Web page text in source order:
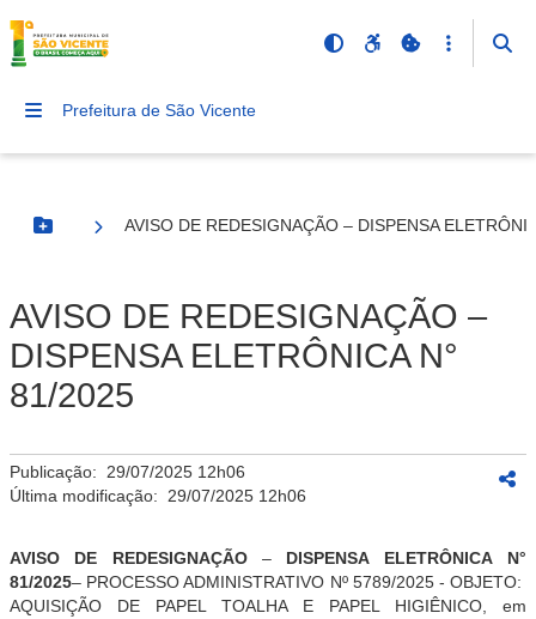
Prefeitura de São Vicente
Botão Menu
AVISO DE REDESIGNAÇÃO – DISPENSA
AVISO DE REDESIGNAÇÃO –
DISPENSA ELETRÔNICA N°
81/2025
Publicação: 29/07/2025 12h06
Última modificação: 29/07/2025 12h06
AVISO DE REDESIGNAÇÃO– DISPENSA ELETRÔNICA
N°
81/2025– PROCESSO ADMINISTRATIVO Nº 5789/2025 - OBJETO:
AQUISIÇÃO DE PAPEL TOALHA E PAPEL HIGIÊNICO, em